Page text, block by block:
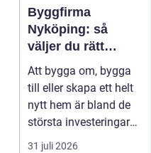
Byggfirma
Nyköping: så
väljer du rätt
partner för ditt
projekt
Att bygga om, bygga
till eller skapa ett helt
nytt hem är bland de
största investeringar
m...
31 juli 2026